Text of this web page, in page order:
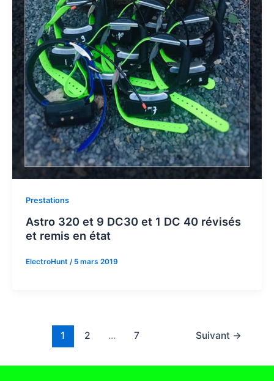
Prestations
Astro 320 et 9 DC30 et 1 DC 40 révisés
et remis en état
ElectroHunt / 5 mars 2019
1 2 … 7 Suivant →